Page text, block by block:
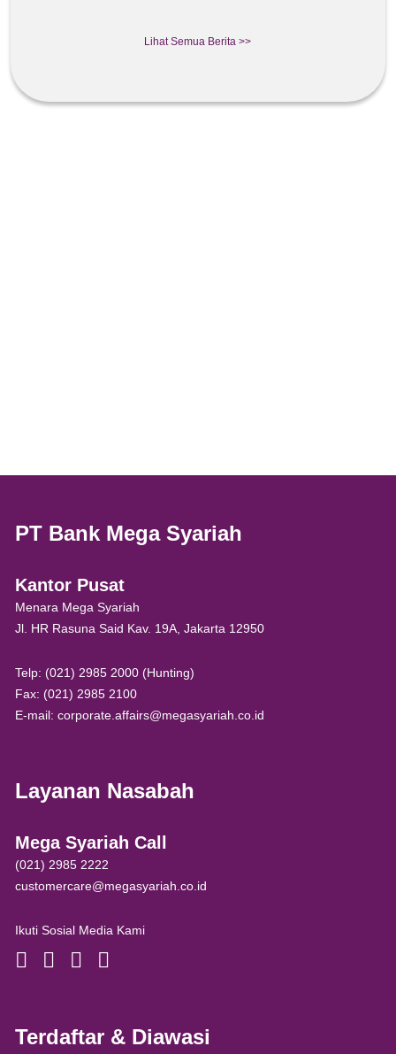
Lihat Semua Berita >>
PT Bank Mega Syariah
Kantor Pusat
Menara Mega Syariah
Jl. HR Rasuna Said Kav. 19A, Jakarta 12950
Telp: (021) 2985 2000 (Hunting)
Fax: (021) 2985 2100
E-mail: corporate.affairs@megasyariah.co.id
Layanan Nasabah
Mega Syariah Call
(021) 2985 2222
customercare@megasyariah.co.id
Ikuti Sosial Media Kami
Terdaftar & Diawasi